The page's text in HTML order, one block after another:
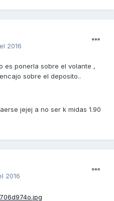
2016
es ponerla sobre el volante ,
sobre el deposito..
jejej a no ser k midas 1.90
2016